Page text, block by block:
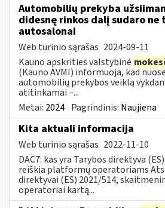
Automobilių prekyba
didesnę rinkos dalį sudaro
autosalonai
Web turinio sąrašas 2024-09-11
Kauno apskrities valstybinė
(Kauno AVMI) informuoja, kad
automobilių prekybos veiklą
atitinkamai –...
Metai: 2024 Pagrindinis: Naujiena
Kita aktuali informacija
Web turinio sąrašas 2022-11-10
DAC7: kas yra Tarybos direktyva
reiškia platformų operatoriams
direktyvai (ES) 2021/514,
operatoriai kartą...